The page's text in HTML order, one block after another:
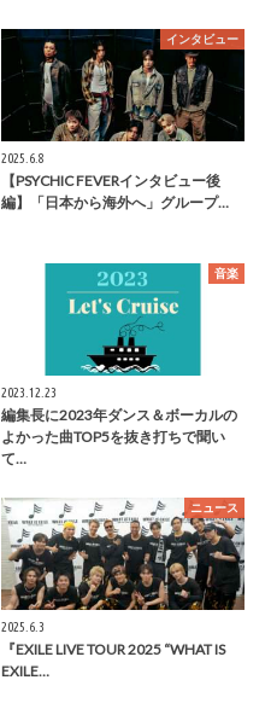
インタビュー
2025.6.8
【PSYCHIC FEVERインタビュー後
編】「日本から海外へ」グループ…
音楽
2023.12.23
編集長に2023年ダンス＆ボーカルの
よかった曲TOP5を抜き打ちで聞い
て…
ニュース
2025.6.3
『EXILE LIVE TOUR 2025 “WHAT IS
EXILE…